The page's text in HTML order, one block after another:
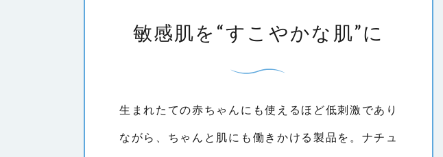
敏感肌を“すこやかな肌”に
生まれたての赤ちゃんにも使えるほど低刺激であり
ながら、ちゃんと肌にも働きかける製品を。ナチュ